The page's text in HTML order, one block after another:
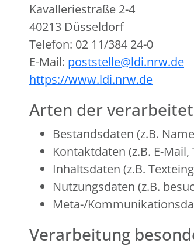
Kavalleriestraße 2-4
40213 Düsseldorf
Telefon: 02 11/384 24-0
E-Mail: poststelle@ldi.nrw.de
https://www.ldi.nrw.de
Arten der
Bestandsdaten (z.B.
Kontaktdaten (z.B. E-
Inhaltsdaten (z.B.
Nutzungsdaten (z.B.
Meta-/
Verarbeitung